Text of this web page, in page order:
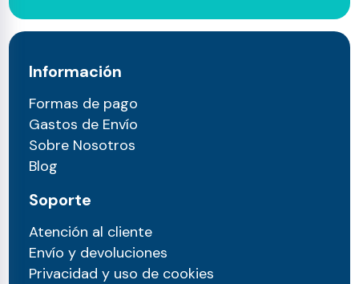
Información
Formas de pago
Gastos de Envío
Sobre Nosotros
Blog
Soporte
Atención al cliente
Envío y devoluciones
Privacidad y uso de cookies